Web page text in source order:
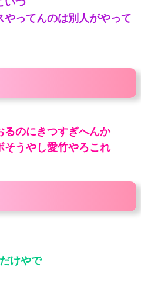
やってんのは別人がやって
るのにきつすぎへんか
そうやし愛竹やろこれ
けやで